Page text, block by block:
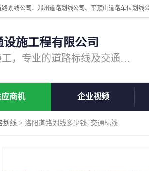
施工程有限公司
专注道路标线施工，专业的道路标线及交通设施施工服务商!
应商机 企业视频
划线 > 洛阳道路划线多少钱_交通标线